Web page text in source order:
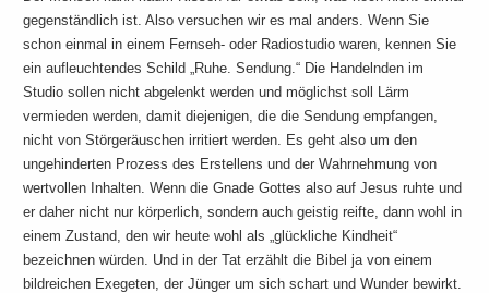
gegenständlich ist. Also versuchen wir es mal anders. Wenn Sie
schon einmal in einem Fernseh- oder Radiostudio waren, kennen Sie
ein aufleuchtendes Schild „Ruhe. Sendung.“ Die Handelnden im
Studio sollen nicht abgelenkt werden und möglichst soll Lärm
vermieden werden, damit diejenigen, die die Sendung empfangen,
nicht von Störgeräuschen irritiert werden. Es geht also um den
ungehinderten Prozess des Erstellens und der Wahrnehmung von
wertvollen Inhalten. Wenn die Gnade Gottes also auf Jesus ruhte und
er daher nicht nur körperlich, sondern auch geistig reifte, dann wohl in
einem Zustand, den wir heute wohl als „glückliche Kindheit“
bezeichnen würden. Und in der Tat erzählt die Bibel ja von einem
bildreichen Exegeten, der Jünger um sich schart und Wunder bewirkt.